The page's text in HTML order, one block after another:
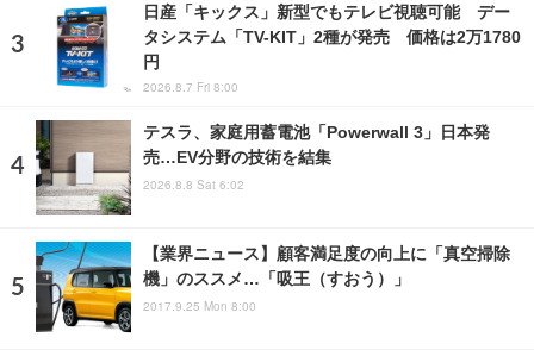
日産「キックス」新型でもテレビ視聴可能 デー
タシステム「TV-KIT」2種が発売 価格は2万1780
円
2026.8.7 Fri 8:00
テスラ、家庭用蓄電池「Powerwall 3」日本発
売…EV分野の技術を結集
2026.8.8 Sat 6:02
【業界ニュース】顧客満足度の向上に「真空掃除
機」のススメ…「吸王（すおう）」
2017.9.25 Mon 8:00